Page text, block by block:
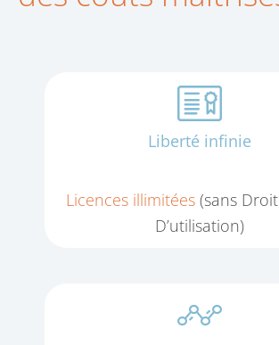
Liberté infinie
Licences illimitées(sans
D’utilisation)